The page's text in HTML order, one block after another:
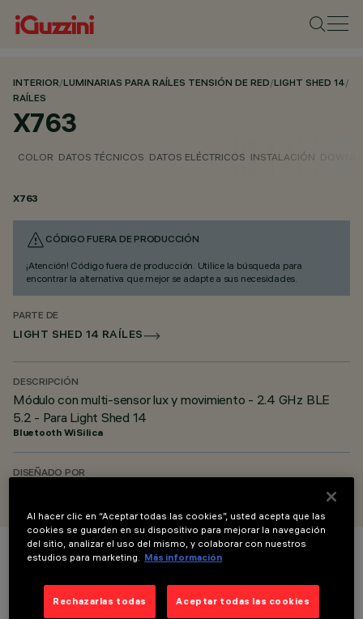
INTERIOR/LUMINARIAS PARA RAÍLES TENSIÓN DE RED/LIGHT SHED 14/
RAÍLES
X763
COLOR DATOS TÉCNICOS DATOS ELÉCTRICOS INSTALACIÓN
X763
CÓDIGO FUERA DE PRODUCCIÓN
¡Atención! Código fuera de producción. Utilice la búsqueda para
encontrar la alternativa que mejor se adapte a sus necesidades.
PARTE DE
LIGHT SHED 14 RAÍLES
DESCRIPCIÓN
Módulo con multi-sensor lux y movimiento - 2.4 GHz BLE
5.2 - Para Light Shed 14
Bluetooth WiSilica
DISEÑADO POR
COLOR
Al hacer clic en “Aceptar todas las cookies”, usted acepta que las
cookies se guarden en su dispositivo para mejorar la navegación
del sitio, analizar el uso del mismo, y colaborar con nuestros
estudios para marketing. Más información
Rechazarlas todas Aceptar todas las cookies